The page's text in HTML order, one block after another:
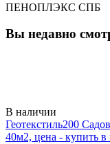
ПЕНОПЛЭКС СПБ
Вы недавно
В наличии
Геотекстиль200
40м2, цена - купить